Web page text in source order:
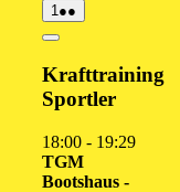
11.
September
2026
●●
Veranstaltungen)
Close
Krafttraining
Sportler
18:00 - 19:29
TGM
Bootshaus -